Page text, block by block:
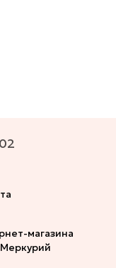
магазина